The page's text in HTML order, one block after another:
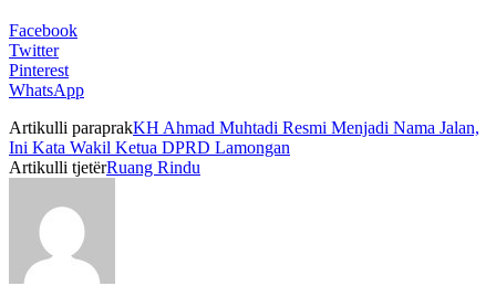
Facebook
Twitter
Pinterest
WhatsApp
Artikulli paraprakKH Ahmad Muhtadi Resmi Menjadi Nama Jalan,
Ini Kata Wakil Ketua DPRD Lamongan
Artikulli tjetërRuang Rindu